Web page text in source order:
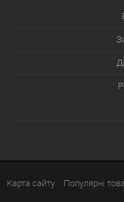
Карта сайту Популярні